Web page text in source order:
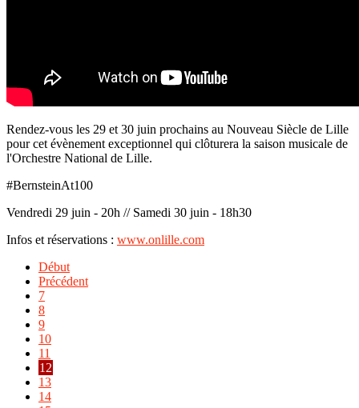
Rendez-vous les 29 et 30 juin prochains au Nouveau Siècle de Lille
pour cet évènement exceptionnel qui clôturera la saison musicale de
l'Orchestre National de Lille.
#BernsteinAt100
Vendredi 29 juin - 20h // Samedi 30 juin - 18h30
Infos et réservations : www.onlille.com
Début
Précédent
7
8
9
10
11
12
13
14